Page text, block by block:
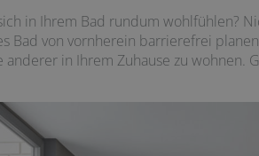
in Ihrem Bad rundum wohlfühlen?
Bad von vornherein barrierefrei
in Ihrem Zuhause zu wohnen.